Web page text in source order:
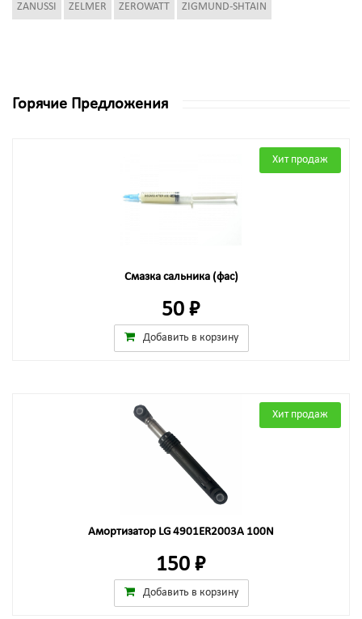
ZANUSSI ZELMER ZEROWATT ZIGMUND-SHTAIN
Горячие Предложения
Хит продаж
Смазка сальника (фас)
50 ₽
Добавить в корзину
Хит продаж
Амортизатор LG 4901ER2003A 100N
150 ₽
Добавить в корзину